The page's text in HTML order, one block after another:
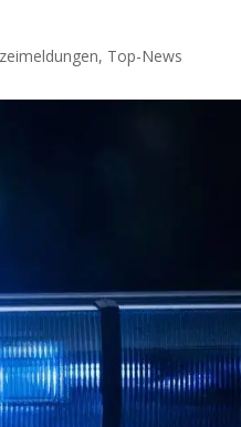
, Top-News